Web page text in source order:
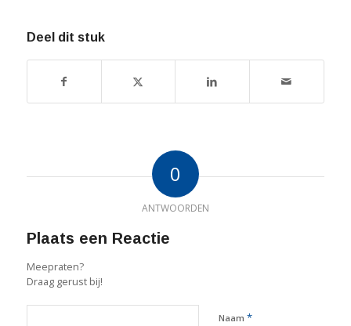
Deel dit stuk
0
ANTWOORDEN
Plaats een Reactie
Meepraten?
Draag gerust bij!
Naam *